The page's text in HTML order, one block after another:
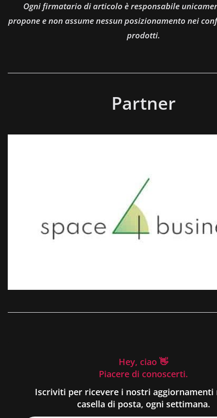
Ogni firmatario di articolo è responsabile
propone e non assume nessun posizionamento nei
prodotti.
Partner
Hey, ciao 👋
Piacere di conoscerti.
Iscriviti per ricevere i nostri aggiornamenti
casella di posta, ogni settimana.